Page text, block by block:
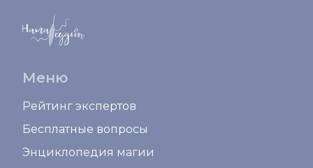
Меню
Рейтинг экспертов
Бесплатные вопросы
Энциклопедия магии